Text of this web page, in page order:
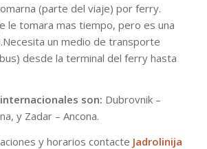
(parte del viaje) por ferry.
le tomara mas tiempo, pero es una
un medio de transporte
desde la terminal del ferry hasta
son: Dubrovnik –
y Zadar – Ancona.
y horarios contacte Jadrolinija